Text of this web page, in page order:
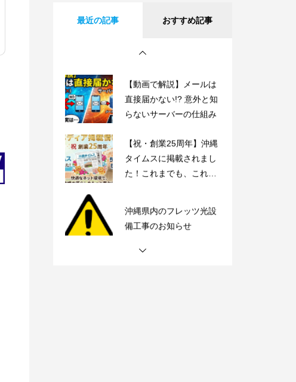
最近の記事 おすすめ記事
【動画で解説】Outlook
直接届かない!? 意外と知
らないサーバーの仕組み
【祝・創業25周年】沖縄